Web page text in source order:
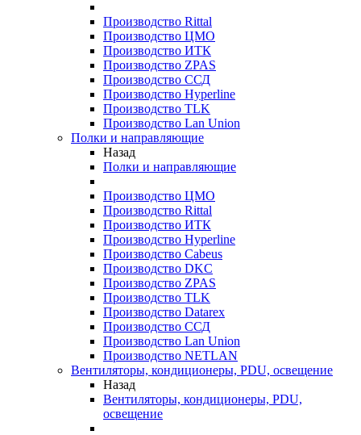
Производство Rittal
Производство ЦМО
Производство ИТК
Производство ZPAS
Производство ССД
Производство Hyperline
Производство TLK
Производство Lan Union
Полки и направляющие
Назад
Полки и направляющие
Производство ЦМО
Производство Rittal
Производство ИТК
Производство Hyperline
Производство Cabeus
Производство DKC
Производство ZPAS
Производство TLK
Производство Datarex
Производство ССД
Производство Lan Union
Производство NETLAN
Вентиляторы, кондиционеры, PDU, освещение
Назад
Вентиляторы, кондиционеры, PDU,
освещение